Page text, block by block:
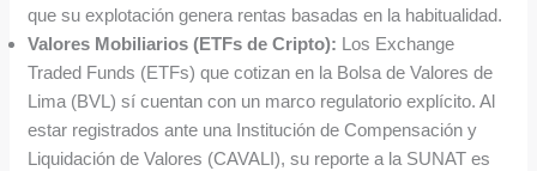
que su explotación genera rentas basadas en la habitualidad.
Valores Mobiliarios (ETFs de Cripto): Los Exchange
Traded Funds (ETFs) que cotizan en la Bolsa de Valores de
Lima (BVL) sí cuentan con un marco regulatorio explícito. Al
estar registrados ante una Institución de Compensación y
Liquidación de Valores (CAVALI), su reporte a la SUNAT es